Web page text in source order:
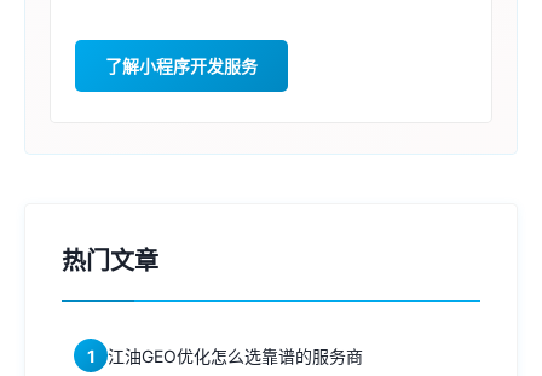
了解小程序开发服务
热门文章
1 江油GEO优化怎么选靠谱的服务商